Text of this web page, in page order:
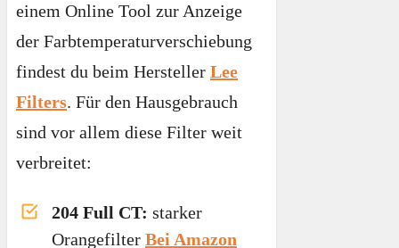
einem Online Tool zur Anzeige
der Farbtemperaturverschiebung
findest du beim Hersteller Lee
Filters. Für den Hausgebrauch
sind vor allem diese Filter weit
verbreitet:
204 Full CT: starker
Orangefilter Bei Amazon